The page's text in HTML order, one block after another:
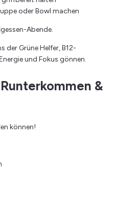
oder Bowl machen
Abende.
der Grüne Helfer, B12-
und Fokus gönnen.
&
können!